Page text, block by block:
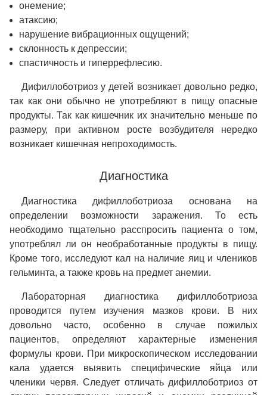
онемение;
атаксию;
нарушение вибрационных ощущений;
склонность к депрессии;
спастичность и гиперрефлесию.
Дифиллоботриоз у детей возникает довольно редко,
так как они обычно не употребляют в пищу опасные
продукты. Так как кишечник их значительно меньше по
размеру, при активном росте возбудителя нередко
возникает кишечная непроходимость.
Диагностика
Диагностика дифиллоботриоза основана на
определении возможности заражения. То есть
необходимо тщательно расспросить пациента о том,
употреблял ли он необработанные продукты в пищу.
Кроме того, исследуют кал на наличие яиц и члеников
гельминта, а также кровь на предмет анемии.
Лабораторная диагностика дифиллоботриоза
проводится путем изучения мазков крови. В них
довольно часто, особенно в случае пожилых
пациентов, определяют характерные изменения
формулы крови. При микроскопическом исследовании
кала удается выявить специфические яйца или
членики червя. Следует отличать дифиллоботриоз от